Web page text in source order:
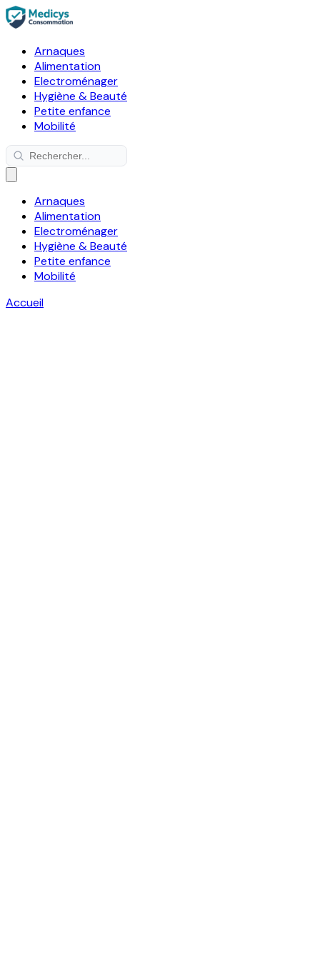
Arnaques
Alimentation
Electroménager
Hygiène & Beauté
Petite enfance
Mobilité
Arnaques
Alimentation
Electroménager
Hygiène & Beauté
Petite enfance
Mobilité
Accueil